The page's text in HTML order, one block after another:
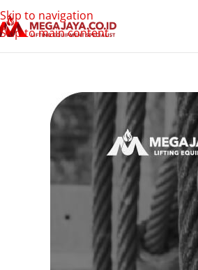
Skip to navigation
Skip to main content